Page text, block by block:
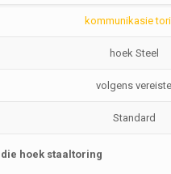
kommunikasie
hoek Steel
volgens
Standard
hoek staaltoring